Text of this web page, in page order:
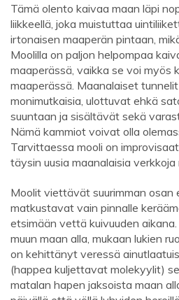
Tämä olento kaivaa maan läpi
liikkeellä, joka muistuttaa
irtonaisen maaperän pintaan,
Moolilla on paljon helpompaa
maaperässä, vaikka se voi myös
maaperässä. Maanalaiset
monimutkaisia, ulottuvat ehkä
suuntaan ja sisältävät sekä
Nämä kammiot voivat olla
Tarvittaessa mooli on
täysin uusia maanalaisia ​​verkkoja
Moolit viettävät suurimman osan
matkustavat vain pinnalle
etsimään vettä kuivuuden
muun maan alla, mukaan lukien
on kehittänyt veressä
(happea kuljettavat molekyylit)
matalan hapen jaksoista maan